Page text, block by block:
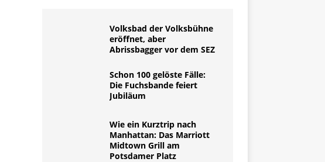
Volksbad der Volksbühne
eröffnet, aber
Abrissbagger vor dem SEZ
Schon 100 gelöste Fälle:
Die Fuchsbande feiert
Jubiläum
Wie ein Kurztrip nach
Manhattan: Das Marriott
Midtown Grill am
Potsdamer Platz